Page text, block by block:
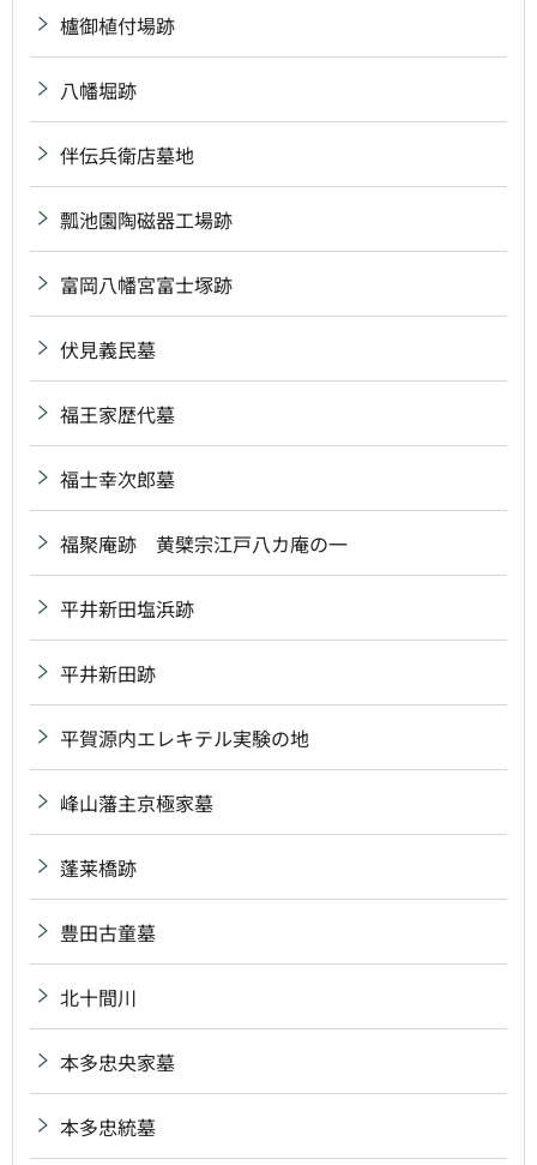
櫨御植付場跡
八幡堀跡
伴伝兵衛店墓地
瓢池園陶磁器工場跡
富岡八幡宮富士塚跡
伏見義民墓
福王家歴代墓
福士幸次郎墓
福聚庵跡 黄檗宗江戸八カ庵の一
平井新田塩浜跡
平井新田跡
平賀源内エレキテル実験の地
峰山藩主京極家墓
蓬莱橋跡
豊田古童墓
北十間川
本多忠央家墓
本多忠統墓